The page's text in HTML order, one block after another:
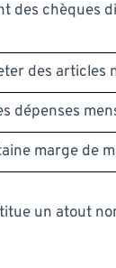
des chèques
des articles
dépenses
marge de
un atout